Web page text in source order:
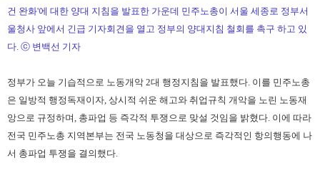
건 완화'에 대한 양대 지침을 발표한 가운데 민주노총이 서울 세종로 정부서
울청사 앞에서 긴급 기자회견을 열고 정부의 양대지침 철회를 촉구 하고 있
다. ⓒ 변백선 기자
정부가 오늘 기습적으로 노동개악 2대 행정지침을 발표했다. 이를 민주노총
은 일방적 행정독재이자, 상시적 쉬운 해고와 취업규칙 개악을 노린 노동재
앙으로 규정하며, 총파업 등 즉각적 투쟁으로 맞설 것임을 밝혔다. 이에 따라
전국 민주노총 지역본부는 전국 노동청을 대상으로 즉각적인 항의행동에 나
서 총파업 투쟁을 결의했다.